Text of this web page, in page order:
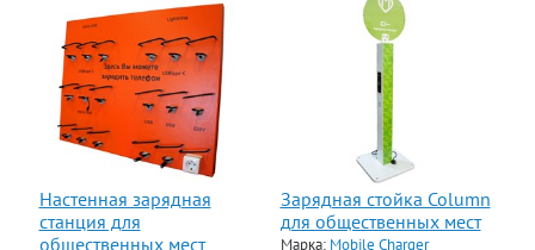
Настенная зарядная
станция для
общественных мест
Зарядная стойка Column
для общественных мест
Марка: Mobile Charger